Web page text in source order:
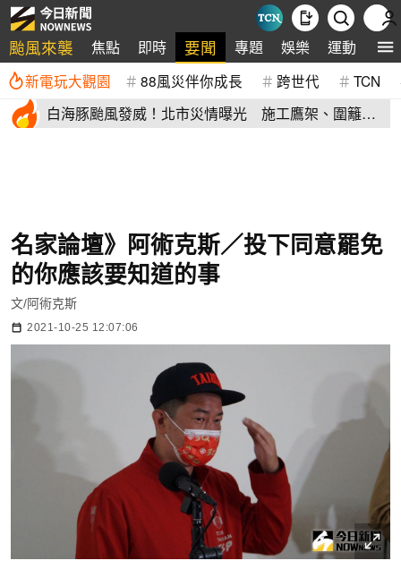
颱風來襲 焦點 即時 要聞 專題 娛樂 運動 全
新電玩大觀園 88風災伴你成長 跨世代 TCN
白海豚颱風發威！北市災情曝光 施工鷹架、圍籬倒
名家論壇》阿術克斯／投下同意罷免
的你應該要知道的事
文/阿術克斯
2021-10-25 12:07:06